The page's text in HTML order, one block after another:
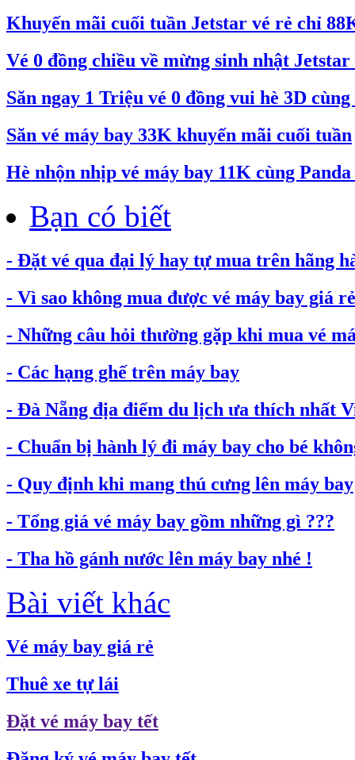
Khuyến mãi cuối tuần Jetstar vé rẻ chỉ
Vé 0 đồng chiều về mừng sinh nhật
Săn ngay 1 Triệu vé 0 đồng vui hè 3D
Săn vé máy bay 33K khuyến mãi cuối tuần
Hè nhộn nhịp vé máy bay 11K cùng
Bạn có biết
- Đặt vé qua đại lý hay tự mua trên hãng
- Vì sao không mua được vé máy bay giá
- Những câu hỏi thường gặp khi mua vé
- Các hạng ghế trên máy bay
- Đà Nẵng địa điểm du lịch ưa thích nhất
- Chuẩn bị hành lý đi máy bay cho bé
- Quy định khi mang thú cưng lên máy bay
- Tổng giá vé máy bay gồm những gì ???
- Tha hồ gánh nước lên máy bay nhé !
Bài viết khác
Vé máy bay giá rẻ
Thuê xe tự lái
Đặt vé máy bay tết